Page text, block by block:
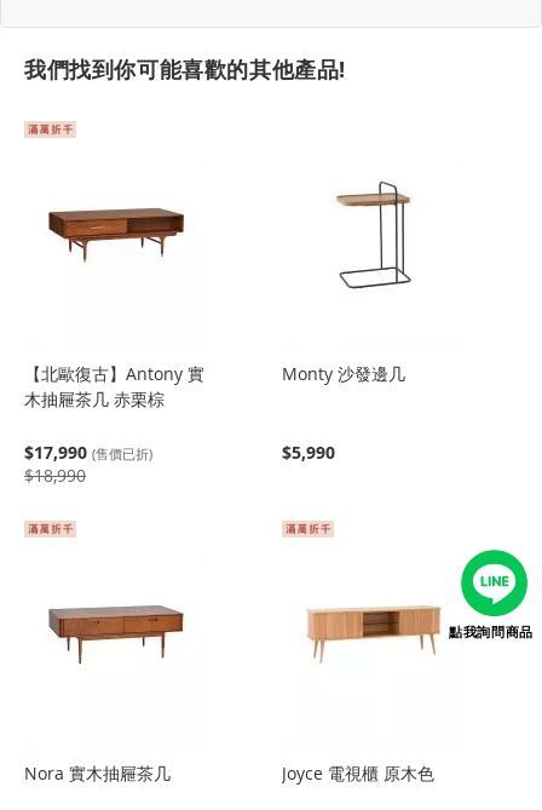
我們找到你可能喜歡的其他產品!
【北歐復古】Antony 實
木抽屜茶几 赤栗棕
$17,990 (售價已折)
$18,990
Monty 沙發邊几
$5,990
Nora 實木抽屜茶几 Joyce 電視櫃 原木色
點我詢問商品